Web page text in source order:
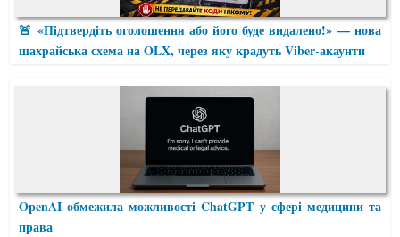
🚨 «Підтвердіть оголошення або його буде видалено!» — нова
шахрайська схема на OLX, через яку крадуть Viber-акаунти
OpenAI обмежила можливості ChatGPT у сфері медицини та
права